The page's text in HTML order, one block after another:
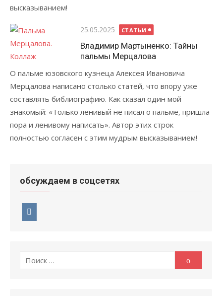
высказыванием!
Опубликовано
25.05.2025 СТАТЬИ
Владимир Мартыненко: Тайны
пальмы Мерцалова
О пальме юзовского кузнеца Алексея Ивановича
Мерцалова написано столько статей, что впору уже
составлять библиографию. Как сказал один мой
знакомый: «Только ленивый не писал о пальме, пришла
пора и ленивому написать». Автор этих строк
полностью согласен с этим мудрым высказыванием!
обсуждаем в соцсетях
Поиск
Поиск